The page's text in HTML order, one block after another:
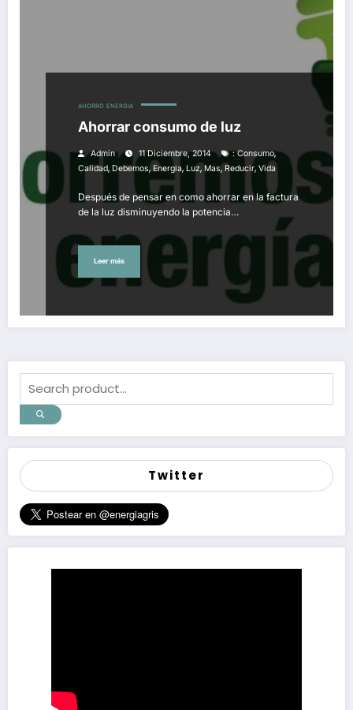
AHORRO ENERGIA
Ahorrar consumo de luz
Admin 11 Diciembre, 2014 : Consumo,
Calidad, Debemos, Energia, Luz,Mas, Reducir, Vida
Después de pensar en como ahorrar en la factura
de la luz disminuyendo la potencia…
Leer más
Twitter